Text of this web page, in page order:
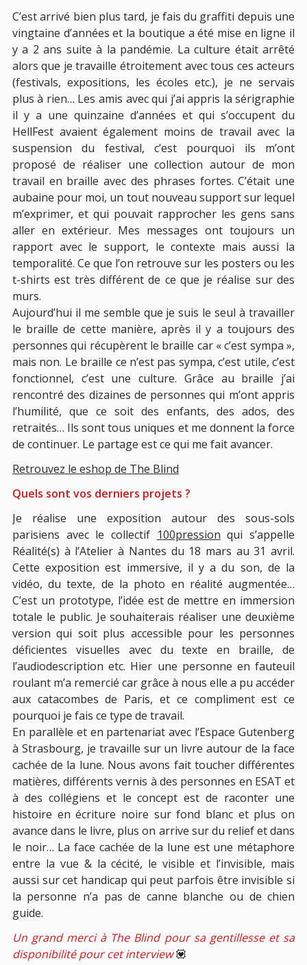
C’est arrivé bien plus tard, je fais du graffiti depuis une
vingtaine d’années et la boutique a été mise en ligne il
y a 2 ans suite à la pandémie. La culture était arrêté
alors que je travaille étroitement avec tous ces acteurs
(festivals, expositions, les écoles etc.), je ne servais
plus à rien… Les amis avec qui j’ai appris la sérigraphie
il y a une quinzaine d’années et qui s’occupent du
HellFest avaient également moins de travail avec la
suspension du festival, c’est pourquoi ils m’ont
proposé de réaliser une collection autour de mon
travail en braille avec des phrases fortes. C’était une
aubaine pour moi, un tout nouveau support sur lequel
m’exprimer, et qui pouvait rapprocher les gens sans
aller en extérieur. Mes messages ont toujours un
rapport avec le support, le contexte mais aussi la
temporalité. Ce que l’on retrouve sur les posters ou les
t-shirts est très différent de ce que je réalise sur des
murs.
Aujourd’hui il me semble que je suis le seul à travailler
le braille de cette manière, après il y a toujours des
personnes qui récupèrent le braille car « c’est sympa »,
mais non. Le braille ce n’est pas sympa, c’est utile, c’est
fonctionnel, c’est une culture. Grâce au braille j’ai
rencontré des dizaines de personnes qui m’ont appris
l’humilité, que ce soit des enfants, des ados, des
retraités… Ils sont tous uniques et me donnent la force
de continuer. Le partage est ce qui me fait avancer.
Retrouvez le eshop de The Blind
Quels sont vos derniers projets ?
Je réalise une exposition autour des sous-sols
parisiens avec le collectif 100pression qui s’appelle
Réalité(s) à l’Atelier à Nantes du 18 mars au 31 avril.
Cette exposition est immersive, il y a du son, de la
vidéo, du texte, de la photo en réalité augmentée…
C’est un prototype, l’idée est de mettre en immersion
totale le public. Je souhaiterais réaliser une deuxième
version qui soit plus accessible pour les personnes
déficientes visuelles avec du texte en braille, de
l’audiodescription etc. Hier une personne en fauteuil
roulant m’a remercié car grâce à nous elle a pu accéder
aux catacombes de Paris, et ce compliment est ce
pourquoi je fais ce type de travail.
En parallèle et en partenariat avec l’Espace Gutenberg
à Strasbourg, je travaille sur un livre autour de la face
cachée de la lune. Nous avons fait toucher différentes
matières, différents vernis à des personnes en ESAT et
à des collégiens et le concept est de raconter une
histoire en écriture noire sur fond blanc et plus on
avance dans le livre, plus on arrive sur du relief et dans
le noir… La face cachée de la lune est une métaphore
entre la vue & la cécité, le visible et l’invisible, mais
aussi sur cet handicap qui peut parfois être invisible si
la personne n’a pas de canne blanche ou de chien
guide.
Un grand merci à The Blind pour sa gentillesse et sa
disponibilité pour cet interview💟